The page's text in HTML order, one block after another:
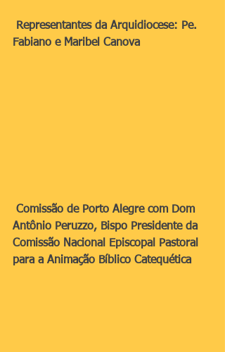
Representantes da Arquidiocese: Pe.
Fabiano e Maribel Canova
Comissão de Porto Alegre com Dom
Antônio Peruzzo, Bispo Presidente da
Comissão Nacional Episcopal Pastoral
para a Animação Bíblico Catequética